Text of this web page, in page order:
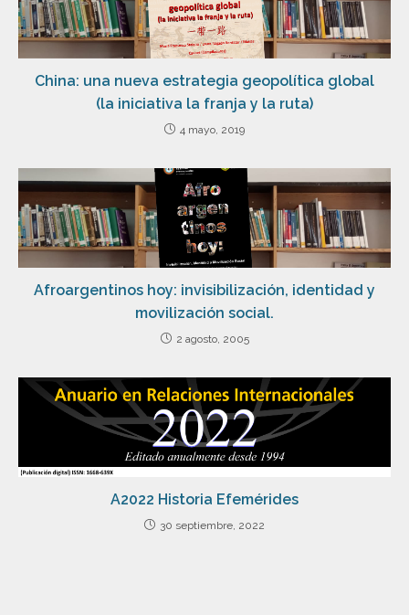
China: una nueva estrategia geopolítica global
(la iniciativa la franja y la ruta)
4 mayo, 2019
Afroargentinos hoy: invisibilización, identidad y
movilización social.
2 agosto, 2005
A2022 Historia Efemérides
30 septiembre, 2022